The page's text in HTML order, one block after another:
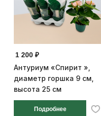
1 200 ₽
Антуриум «Спирит »,
диаметр горшка 9 см,
высота 25 см
Подробнее